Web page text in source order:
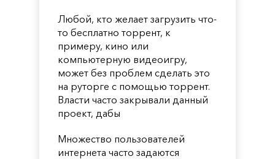
Любой, кто желает загрузить что-
то бесплатно торрент, к
примеру, кино или
компьютерную видеоигру,
может без проблем сделать это
на руторге с помощью торрент.
Власти часто закрывали данный
проект, дабы
Множество пользователей
интернета часто задаются